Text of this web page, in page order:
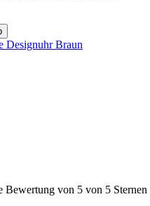
Bewertung von 5 von 5 Sternen